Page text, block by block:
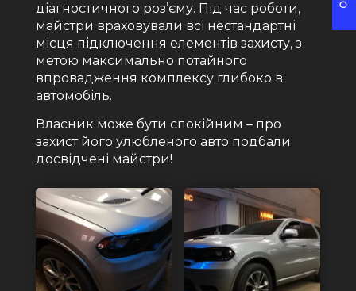
діагностичного роз’єму. Під час роботи,
майстри враховували всі нестандартні
місця підключення елементів захисту, з
метою максимально потайного
впровадження комплексу глибоко в
автомобіль.
Власник може бути спокійним – про
захист його улюбленого авто подбали
досвідчені майстри!